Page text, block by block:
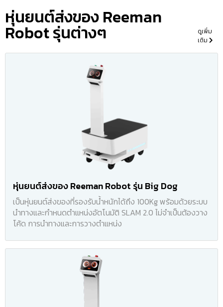
หุ่นยนต์ส่งของ Reeman
Robot รุ่นต่างๆ
ดูเพิ่ม
เติม
หุ่นยนต์ส่งของ Reeman Robot รุ่น Big Dog
เป็นหุ่นยนต์ส่งของที่รองรับน้ำหนักได้ถึง 100Kg พร้อมด้วยระบบ
นำทางและกำหนดตำแหน่งอัตโนมัติ SLAM 2.0 ไม่จำเป็นต้องวาง
โค้ด การนำทางและการวางตำแหน่ง